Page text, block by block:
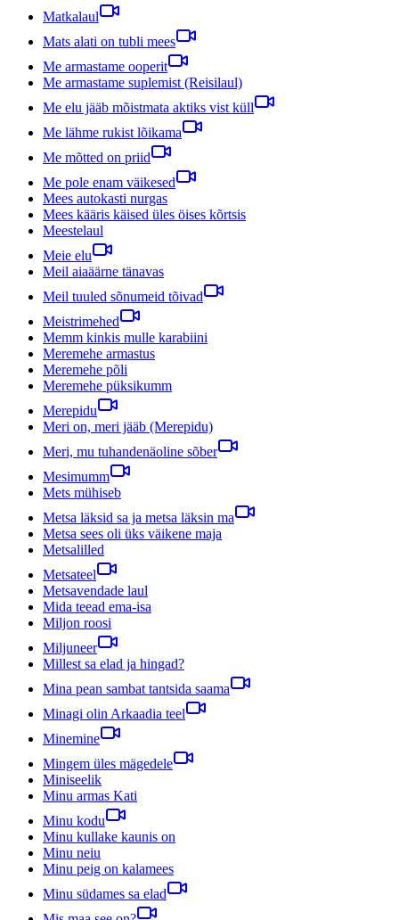
Matkalaul
Mats alati on tubli mees
Me armastame ooperit
Me armastame suplemist (Reisilaul)
Me elu jääb mõistmata aktiks vist küll
Me lähme rukist lõikama
Me mõtted on priid
Me pole enam väikesed
Mees autokasti nurgas
Mees kääris käised üles öises kõrtsis
Meestelaul
Meie elu
Meil aiaäärne tänavas
Meil tuuled sõnumeid tõivad
Meistrimehed
Memm kinkis mulle karabiini
Meremehe armastus
Meremehe põli
Meremehe püksikumm
Merepidu
Meri on, meri jääb (Merepidu)
Meri, mu tuhandenäoline sõber
Mesimumm
Mets mühiseb
Metsa läksid sa ja metsa läksin ma
Metsa sees oli üks väikene maja
Metsalilled
Metsateel
Metsavendade laul
Mida teead ema-isa
Miljon roosi
Miljuneer
Millest sa elad ja hingad?
Mina pean sambat tantsida saama
Minagi olin Arkaadia teel
Minemine
Mingem üles mägedele
Miniseelik
Minu armas Kati
Minu kodu
Minu kullake kaunis on
Minu neiu
Minu peig on kalamees
Minu südames sa elad